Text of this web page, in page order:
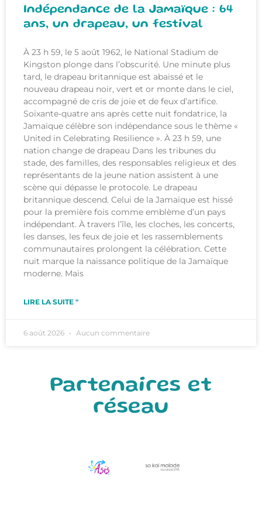
Indépendance de la Jamaïque : 64
ans, un drapeau, un festival
À 23 h 59, le 5 août 1962, le National Stadium de
Kingston plonge dans l’obscurité. Une minute plus
tard, le drapeau britannique est abaissé et le
nouveau drapeau noir, vert et or monte dans le ciel,
accompagné de cris de joie et de feux d’artifice.
Soixante-quatre ans après cette nuit fondatrice, la
Jamaïque célèbre son indépendance sous le thème «
United in Celebrating Resilience ». À 23 h 59, une
nation change de drapeau Dans les tribunes du
stade, des familles, des responsables religieux et des
représentants de la jeune nation assistent à une
scène qui dépasse le protocole. Le drapeau
britannique descend. Celui de la Jamaïque est hissé
pour la première fois comme emblème d’un pays
indépendant. À travers l’île, les cloches, les concerts,
les danses, les feux de joie et les rassemblements
communautaires prolongent la célébration. Cette
nuit marque la naissance politique de la Jamaïque
moderne. Mais
LIRE LA SUITE "
6 août 2026 Aucun commentaire
Partenaires et
réseau